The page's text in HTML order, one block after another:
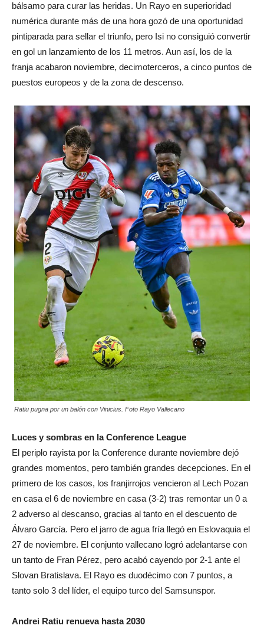
bálsamo para curar las heridas. Un Rayo en superioridad
numérica durante más de una hora gozó de una oportunidad
pintiparada para sellar el triunfo, pero Isi no consiguió convertir
en gol un lanzamiento de los 11 metros. Aun así, los de la
franja acabaron noviembre, decimoterceros, a cinco puntos de
puestos europeos y de la zona de descenso.
Ratiu pugna por un balón con Vinicius. Foto Rayo Vallecano
Luces y sombras en la Conference League
El periplo rayista por la Conference durante noviembre dejó
grandes momentos, pero también grandes decepciones. En el
primero de los casos, los franjirrojos vencieron al Lech Pozan
en casa el 6 de noviembre en casa (3-2) tras remontar un 0 a
2 adverso al descanso, gracias al tanto en el descuento de
Álvaro García. Pero el jarro de agua fría llegó en Eslovaquia el
27 de noviembre. El conjunto vallecano logró adelantarse con
un tanto de Fran Pérez, pero acabó cayendo por 2-1 ante el
Slovan Bratislava. El Rayo es duodécimo con 7 puntos, a
tanto solo 3 del líder, el equipo turco del Samsunspor.
Andrei Ratiu renueva hasta 2030